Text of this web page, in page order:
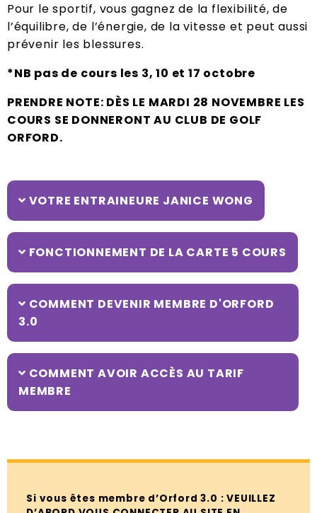
Pour le sportif, vous gagnez de la flexibilité, de
l’équilibre, de l’énergie, de la vitesse et peut aussi
prévenir les blessures.
*NB pas de cours les 3, 10 et 17 octobre
PRENDRE NOTE: DÈS LE MARDI 28 NOVEMBRE LES
COURS SE DONNERONT AU CLUB DE GOLF
ORFORD.
VOTRE ENTRAINEURE JANICE WONG
FONCTIONNEMENT DE LA CARTE 5 COURS
COMMENT DEVENIR MEMBRE D'ORFORD
3.0
COMMENT AVOIR ACCÈS AU TARIF
MEMBRE
Si vous êtes membre d’Orford 3.0 : VEUILLEZ